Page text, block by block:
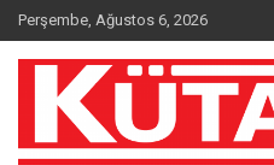
Skip
to
content
Perşembe, Ağustos 6, 2026